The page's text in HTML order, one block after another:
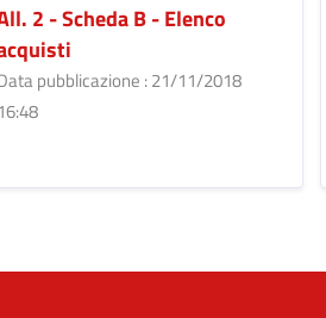
2 - Scheda B - Elenco
pubblicazione : 21/11/2018
16:48